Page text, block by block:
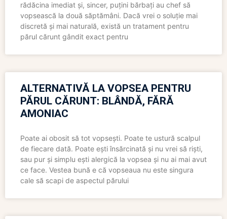
rădăcina imediat și, sincer, puțini bărbați au chef să
vopsească la două săptămâni. Dacă vrei o soluție mai
discretă și mai naturală, există un tratament pentru
părul cărunt gândit exact pentru
ALTERNATIVĂ LA VOPSEA PENTRU
PĂRUL CĂRUNT: BLÂNDĂ, FĂRĂ
AMONIAC
Poate ai obosit să tot vopsești. Poate te ustură scalpul
de fiecare dată. Poate ești însărcinată și nu vrei să riști,
sau pur și simplu ești alergică la vopsea și nu ai mai avut
ce face. Vestea bună e că vopseaua nu este singura
cale să scapi de aspectul părului